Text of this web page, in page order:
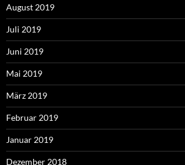
August 2019
Juli 2019
Juni 2019
Mai 2019
März 2019
Februar 2019
Januar 2019
Dezember 2018